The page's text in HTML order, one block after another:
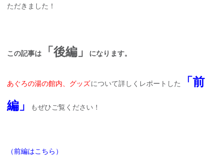
ただきました！
この記事は 「後編」 になります。
あぐろの湯の館内、グッズについて詳しくレポートした
「前
編」
もぜひご覧ください！
（前編はこちら）